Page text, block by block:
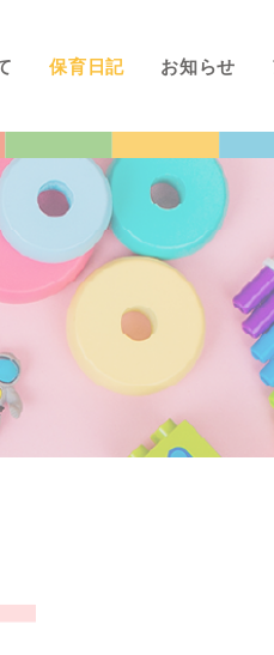
保育日記 お知らせ